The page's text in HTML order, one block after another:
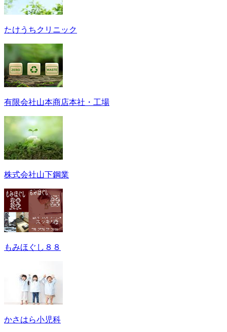
たけうちクリニック
有限会社山本商店本社・工場
株式会社山下鋼業
もみほぐし８８
かさはら小児科